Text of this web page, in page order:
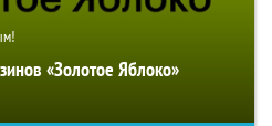
«Золотое Яблоко»